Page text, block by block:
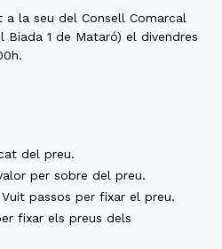
a la seu del Consell Comarcal
Biada 1 de Mataró) el divendres
del preu.
per sobre del preu.
passos per fixar el preu.
fixar els preus dels